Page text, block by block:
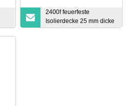
2400f feuerfeste
Isolierdecke 25 mm dicke
Kaowool-